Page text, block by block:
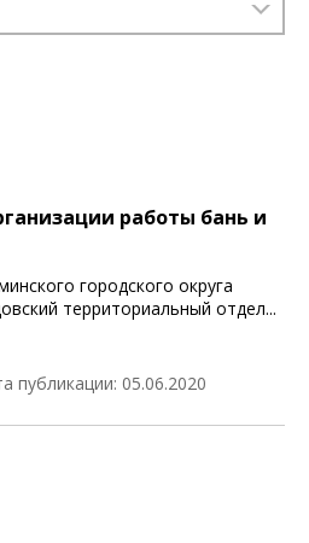
работы бань и
городского округа
территориальный отдел...
публикации: 05.06.2020